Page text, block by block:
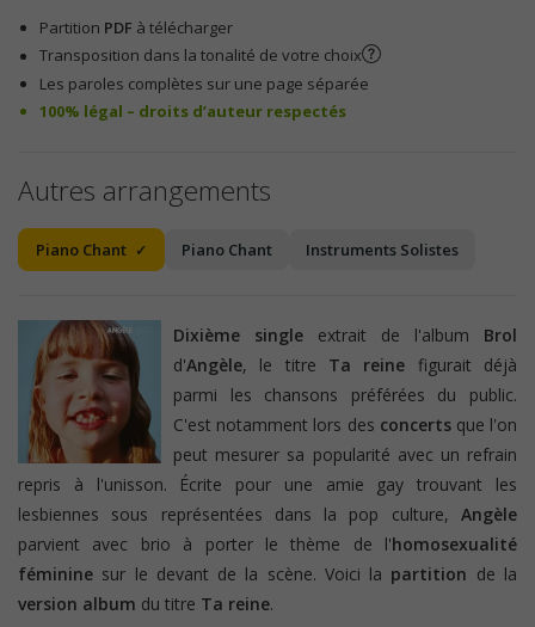
Partition PDF à télécharger
Transposition dans la tonalité de votre choix
Les paroles complètes sur une page séparée
100% légal – droits d’auteur respectés
Autres arrangements
Piano Chant Piano Chant Instruments Solistes
Dixième single extrait de l'album Brol
d'Angèle, le titre Ta reine figurait déjà
parmi les chansons préférées du public.
C'est notamment lors des concertsque l'on
peut mesurer sa popularité avec un refrain
repris à l'unisson. Écrite pour une amie gay trouvant les
lesbiennes sous représentées dans la pop culture, Angèle
parvient avec brio à porter le thème de l'homosexualité
féminine sur le devant de la scène. Voici la partition de la
version album du titre Ta reine.